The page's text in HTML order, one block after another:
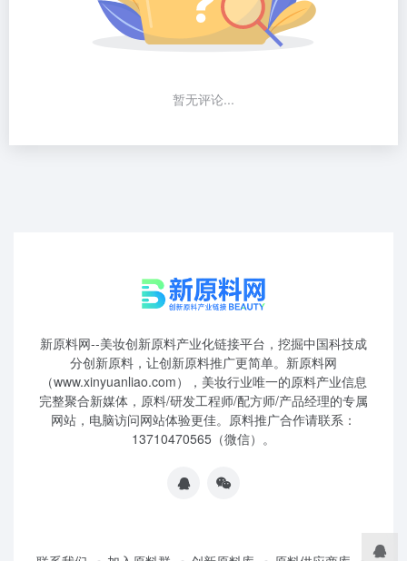
暂无评论...
新原料网--美妆创新原料产业化链接平台，挖掘中国科技成
分创新原料，让创新原料推广更简单。新原料网
（www.xinyuanliao.com），美妆行业唯一的原料产业信息
完整聚合新媒体，原料/研发工程师/配方师/产品经理的专属
网站，电脑访问网站体验更佳。原料推广合作请联系：
13710470565（微信）。